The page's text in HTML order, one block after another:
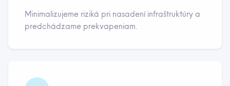
Minimalizujeme riziká pri nasadení infraštruktúry a
predchádzame prekvapeniam.